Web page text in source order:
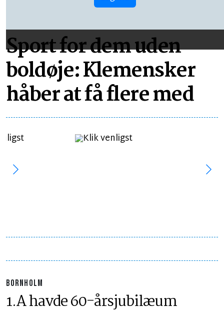
Sport for dem uden
boldøje: Klemensker
håber at få flere med
BORNHOLM
1.A havde 60-årsjubilæum